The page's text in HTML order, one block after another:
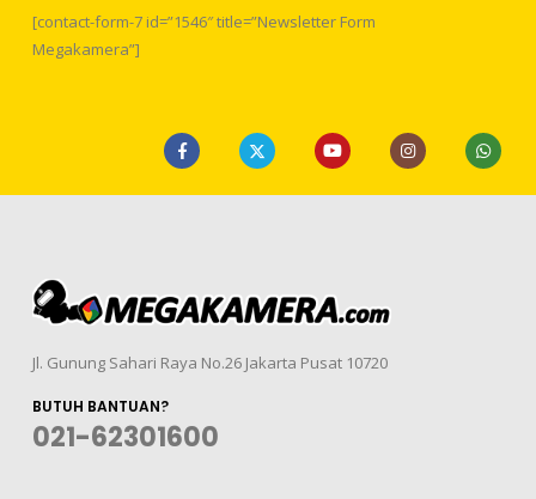
[contact-form-7 id=”1546″ title=”Newsletter Form
Megakamera”]
Jl. Gunung Sahari Raya No.26 Jakarta Pusat 10720
BUTUH BANTUAN?
021-62301600